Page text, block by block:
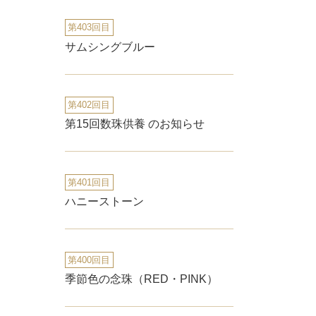
第403回目
サムシングブルー
第402回目
第15回数珠供養 のお知らせ
第401回目
ハニーストーン
第400回目
季節色の念珠（RED・PINK）